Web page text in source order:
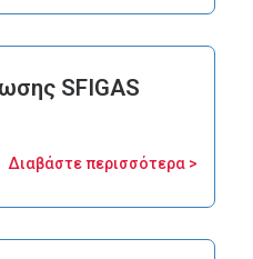
SFIGAS
Διαβάστε περισσότερα >